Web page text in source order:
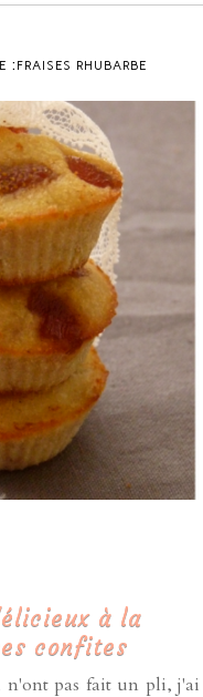
:fraises rhubarbe
à la
confites
n'ont pas fait un pli, j'ai